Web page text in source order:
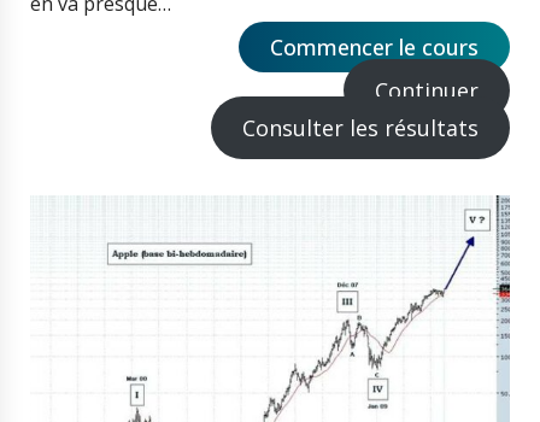
Commencer le cours
Continuer
Consulter les résultats